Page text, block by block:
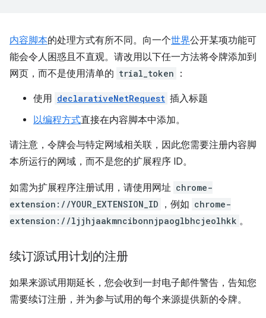
内容脚本的处理方式有所不同。向一个世界公开某项功能可
能会令人困惑且不直观。请改用以下任一方法将令牌添加到
网页，而不是使用清单的 trial_token ：
使用 declarativeNetRequest 插入标题
以编程方式直接在内容脚本中添加。
请注意，令牌会与特定网域相关联，因此您需要注册内容脚
本所运行的网域，而不是您的扩展程序 ID。
如需为扩展程序注册试用，请使用网址 chrome-
extension://YOUR_EXTENSION_ID
，例如 chrome-
extension://ljjhjaakmncibonnjpaoglbhcjeolhkk 。
续订源试用计划的注册
如果来源试用期延长，您会收到一封电子邮件警告，告知您
需要续订注册，并为参与试用的每个来源提供新的令牌。